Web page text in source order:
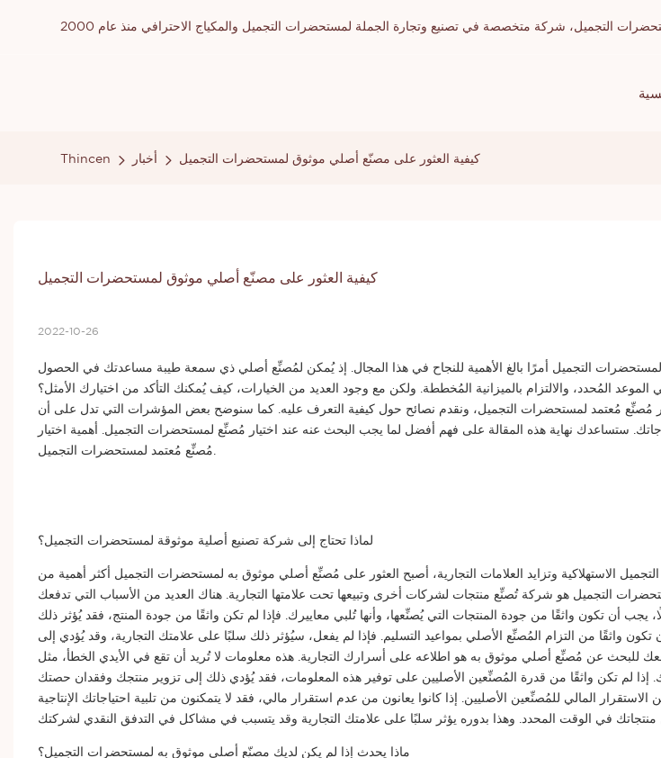
التجميل، شركة متخصصة في تصنيع وتجارة الجملة لمستحضرات التجميل والمكياج الاحترافي منذ عام 2000
Thincen أخبار كيفية العثور على مصنّع أصلي موثوق لمستحضرات التجميل
كيفية العثور على مصنّع أصلي موثوق لمستحضرات التجميل
2022-10-26
التجميل أمرًا بالغ الأهمية للنجاح في هذا المجال. إذ يُمكن لمُصنِّع أصلي ذي سمعة طيبة مساعدتك في الحصول
الموعد المُحدد، والالتزام بالميزانية المُخططة. ولكن مع وجود العديد من الخيارات، كيف يُمكنك التأكد من اختيارك الأمثل؟
مُصنِّع مُعتمد لمستحضرات التجميل، ونقدم نصائح حول كيفية التعرف عليه. كما سنوضح بعض المؤشرات التي تدل على أن
ستساعدك نهاية هذه المقالة على فهم أفضل لما يجب البحث عنه عند اختيار مُصنِّع لمستحضرات التجميل. أهمية اختيار
لماذا تحتاج إلى شركة تصنيع أصلية موثوقة لمستحضرات التجميل؟
الاستهلاكية وتزايد العلامات التجارية، أصبح العثور على مُصنِّع أصلي موثوق به لمستحضرات التجميل أكثر أهمية من
التجميل هو شركة تُصنِّع منتجات لشركات أخرى وتبيعها تحت علامتها التجارية. هناك العديد من الأسباب التي تدفعك
أن تكون واثقًا من جودة المنتجات التي يُصنِّعها، وأنها تُلبي معاييرك. فإذا لم تكن واثقًا من جودة المنتج، فقد يُؤثر ذلك
تكون واثقًا من التزام المُصنِّع الأصلي بمواعيد التسليم. فإذا لم يفعل، سيُؤثر ذلك سلبًا على علامتك التجارية، وقد يُؤدي إلى
للبحث عن مُصنِّع أصلي موثوق به هو اطلاعه على أسرارك التجارية. هذه معلومات لا تُريد أن تقع في الأيدي الخطأ، مثل
إذا لم تكن واثقًا من قدرة المُصنِّعين الأصليين على توفير هذه المعلومات، فقد يُؤدي ذلك إلى تزوير منتجك وفقدان حصتك
المالي للمُصنِّعين الأصليين. إذا كانوا يعانون من عدم استقرار مالي، فقد لا يتمكنون من تلبية احتياجاتك الإنتاجية
ماذا يحدث إذا لم يكن لديك مصنّع أصلي موثوق به لمستحضرات التجميل؟